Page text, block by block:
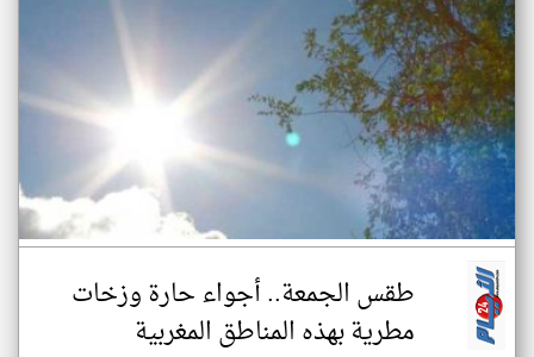
طقس الجمعة.. أجواء حارة وزخات
مطرية بهذه المناطق المغربية